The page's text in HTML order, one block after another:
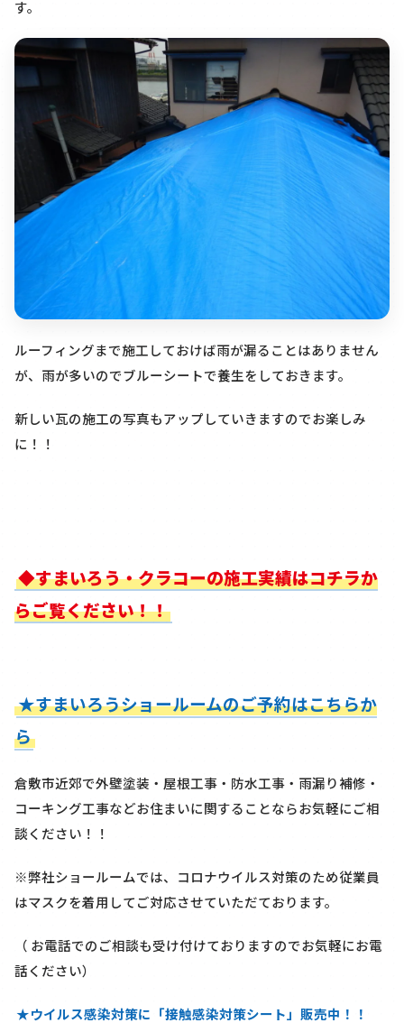
す。
ルーフィングまで施工しておけば雨が漏ることはありません
が、雨が多いのでブルーシートで養生をしておきます。
新しい瓦の施工の写真もアップしていきますのでお楽しみ
に！！
◆すまいろう・クラコーの施工実績はコチラか
らご覧ください！！
★すまいろうショールームのご予約はこちらか
ら
倉敷市近郊で外壁塗装・屋根工事・防水工事・雨漏り補修・
コーキング工事などお住まいに関することならお気軽にご相
談ください！！
※弊社ショールームでは、コロナウイルス対策のため従業員
はマスクを着用してご対応させていただております。
（ お電話でのご相談も受け付けておりますのでお気軽にお電
話ください）
★ウイルス感染対策に「接触感染対策シート」販売中！！